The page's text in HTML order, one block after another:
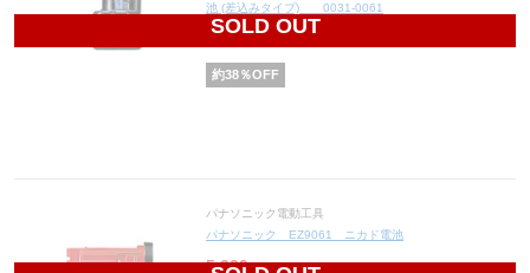
SOLD OUT
池 (差込みタイプ) 0031-0061
9,362
約38％OFF
パナソニック電動工具
パナソニック EZ9061 ニカド電池
5,229 円(税込5,752円)